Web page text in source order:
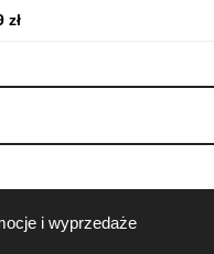
zł
i wyprzedaże